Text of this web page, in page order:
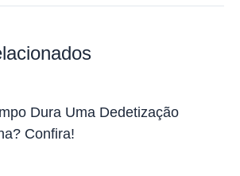
Dura Uma Dedetização
Confira!